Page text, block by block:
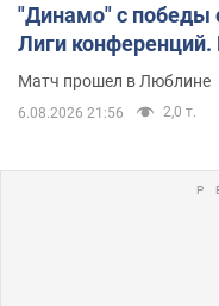
"Динамо" с победы
Лиги конференций.
Матч прошел в Люблине
6.08.2026 21:56 2,0 т.